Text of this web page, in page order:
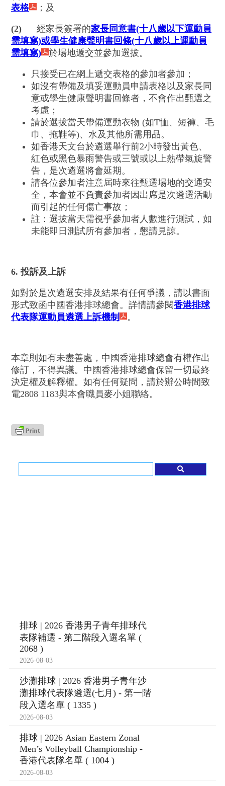
表格
；及
(2) 經家長簽署的家長同意書(十八歲以下運動員
需填寫)或學生健康聲明書回條(十八歲以上運動員
需填寫)
於場地遞交並參加選拔。
只接受已在網上遞交表格的參加者參加；
如沒有帶備及填妥運動員申請表格以及家長同
意或學生健康聲明書回條者，不會作出甄選之
考慮 ；
請於選拔當天帶備運動衣物 (如T恤、短褲、毛
巾、拖鞋等)、水及其他所需用品。
如香港天文台於遴選舉行前2小時發出黃色、
紅色或黑色暴雨警告或三號或以上熱帶氣旋警
告，是次遴選將會延期。
請各位參加者注意屆時來往甄選場地的交通安
全，本會並不負責參加者因出席是次遴選活動
而引起的任何傷亡事故；
註：選拔當天需視乎參加者人數進行測試，如
未能即日測試所有參加者，懇請見諒。
6. 投訴及上訴
如對於是次遴選安排及結果有任何爭議，請以書面
形式致函中國香港排球總會。詳情請參閱香港排球
代表隊運動員遴選上訴機制
。
本章則如有未盡善處，中國香港排球總會有權作出
修訂，不得異議。中國香港排球總會保留一切最終
決定權及解釋權。如有任何疑問，請於辦公時間致
電2808 1183與本會職員麥小姐聯絡。
排球 | 2026 香港男子青年排球代
表隊補選 - 第二階段入選名單 (
2068 )
2026-08-03
沙灘排球 | 2026 香港男子青年沙
灘排球代表隊遴選(七月) - 第一階
段入選名單 ( 1335 )
2026-08-03
排球 | 2026 Asian Eastern Zonal
Men’s Volleyball Championship -
香港代表隊名單 ( 1004 )
2026-08-03